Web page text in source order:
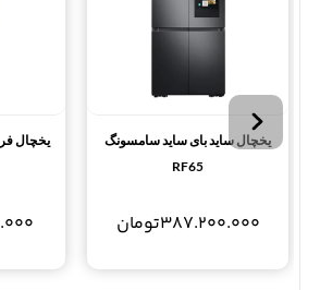
یخچال ساید بای ساید سامسونگ
RF65
387.200.000تومان
یخچال